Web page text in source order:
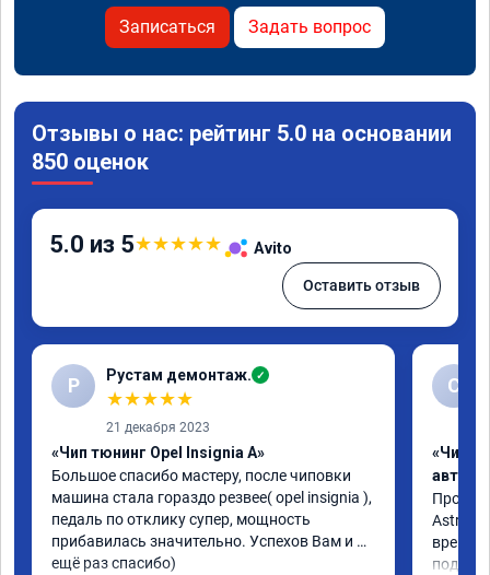
Записаться Задать вопрос
Отзывы о нас: рейтинг 5.0 на основании
850 оценок
5.0 из 5★★★★★ Avito
Оставить отзыв
Р Рустам демонтаж. ✓
★★★★★
21 декабря 2023
«Чип тюнинг Opel Insignia A»
Большое спасибо мастеру, после чиповки
машина стала гораздо резвее( opel insignia ),
педаль по отклику супер, мощность
прибавилась значительно. Успехов Вам и
ещё раз спасибо)
С
«Чип
Astra J